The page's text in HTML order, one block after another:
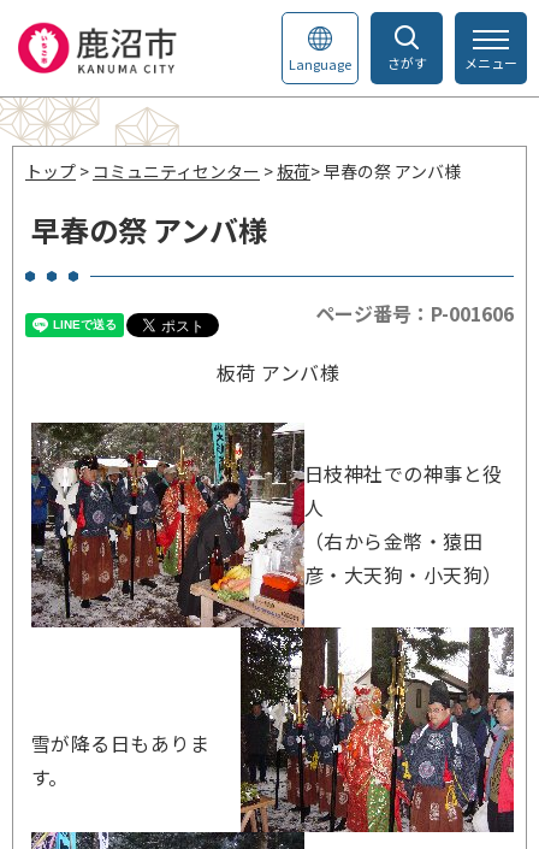
さがす
Language メニュー
トップ > コミュニティセンター >板荷> 早春の祭 アンバ様
早春の祭 アンバ様
ページ番号：P-001606
板荷 アンバ様
日枝神社での神事と役
人
（右から金幣・猿田
彦・大天狗・小天狗）
雪が降る日もありま
す。